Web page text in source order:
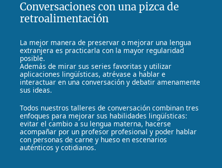
Conversaciones con una pizca de
retroalimentación
La mejor manera de preservar o mejorar una lengua
extranjera es practicarla con la mayor regularidad
posible.
Además de mirar sus series favoritas y utilizar
aplicaciones lingüísticas, atrévase a hablar e
interactuar en una conversación y debatir amenamente
sus ideas.
Todos nuestros talleres de conversación combinan tres
enfoques para mejorar sus habilidades lingüísticas:
evitar el cambio a su lengua materna, hacerse
acompañar por un profesor profesional y poder hablar
con personas de carne y hueso en escenarios
auténticos y cotidianos.